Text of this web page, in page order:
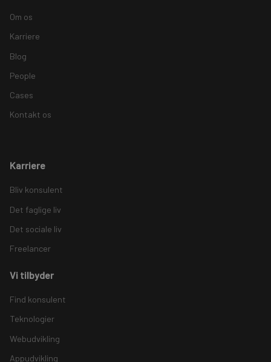
Om os
Karriere
Blog
People
Cases
Kontakt os
Karriere
Bliv konsulent
Det faglige liv
Det sociale liv
Freelancer
Vi tilbyder
Find konsulent
Teknologier
Webudvikling
Appudvikling